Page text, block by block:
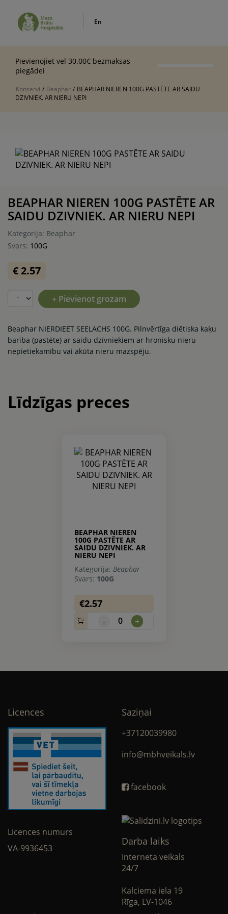
En
Pievienojiet vel 30.00€ bezmaksas
piegādei
Konservi / Beaphar / BEAPHAR NIEREN 100G PASTĒTE AR SAIDU
DZIVNIEK. AR NIERU NEPI
BEAPHAR NIEREN 100G PASTĒTE AR
SAIDU DZIVNIEK. AR NIERU NEPI
Kategorija: Beaphar
Svars: 100G
€ 2.57
+ Pievienot grozam
Beaphar NIERDIEET SEELACHS 100G. Pilnvērtīga diētiska kaķu
barība (pastēte) ar saidu dzīvniekiem ar hronisku nieru
nepietiekamību vai akūta nieru mazspēju.
Līdzīgas preces
BEAPHAR NIEREN
100G PASTĒTE AR
SAIDU DZIVNIEK. AR
NIERU NEPI
Kategorija: Beaphar
Svars: 100G
€2.57
- 0 +
Licences
Licences numurs
VA-9936453
Saziņai
+37120039980
info@mbhveikals.lv
facebook
Darba laiks
Interneta veikals
24/7
Kalciema iela 19
Rīga, LV-1046